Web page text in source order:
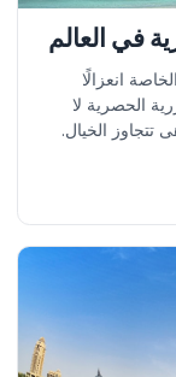
في العالم
انعزالًا
الحصرية لا
الخيال.